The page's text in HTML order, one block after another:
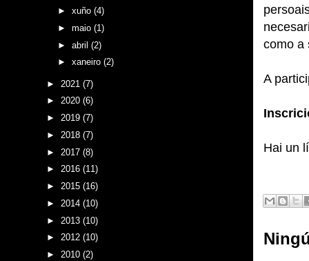
como a
A
Hai un
► xuño (4)
► maio (1)
► abril (2)
► xaneiro (2)
► 2021 (7)
► 2020 (6)
► 2019 (7)
► 2018 (7)
► 2017 (8)
► 2016 (11)
► 2015 (16)
► 2014 (10)
► 2013 (10)
► 2012 (10)
► 2010 (2)